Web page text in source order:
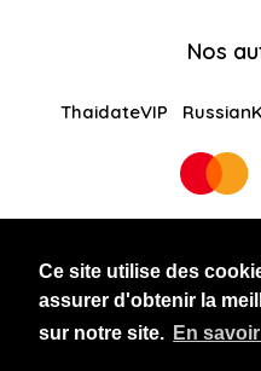
Ce site utilise des
assurer d'obtenir la
sur notre site. En
Nos
ThaidateVIP
Global Solutions Medias
Copyright 2026